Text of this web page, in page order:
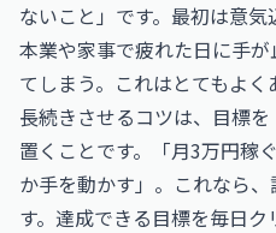
ないこと」です。最初は意気
本業や家事で疲れた日に手
てしまう。これはとてもよく
長続きさせるコツは、目標
置くことです。「月3万円稼
か手を動かす」。これなら
す。達成できる目標を毎日